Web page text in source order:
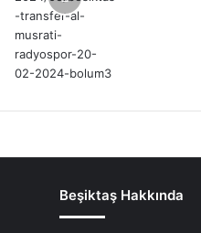
Beşiktaş Hakkında